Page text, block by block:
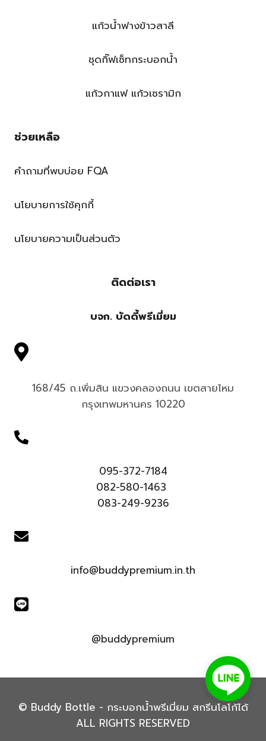
แก้วน้ำฟางข้าวสาลี
ชุดกิ๊ฟเซ็ทกระบอกน้ำ
แก้วกาแฟ แก้วเซรามิก
ช่วยเหลือ
คำถามที่พบบ่อย FQA
นโยบายการใช้คุกกี้
นโยบายความเป็นส่วนตัว
ติดต่อเรา
บจก. บัดดี้พรีเมี่ยม
168/45 ถ.เพิ่มสิน แขวงคลองถนน เขตสายไหม
กรุงเทพมหานคร 10220
095-372-7184
082-580-1463
083-249-9236
info@buddypremium.in.th
@buddypremium
© Buddy Bottle - กระบอกน้ำพรีเมี่ยม สกรีนโลโก้ได้
ALL RIGHTS RESERVED